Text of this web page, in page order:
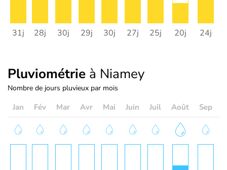
31j 28j 30j 29j 30j 27j 25j 20j 24j
Pluviométrie à Niamey
Nombre de jours pluvieux par mois
Jan Fév Mar Avr Mai Juin Juil Août Sep